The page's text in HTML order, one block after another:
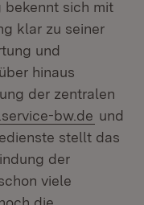
bekennt sich mit
klar zu seiner
und
hinaus
der zentralen
bw.de und
stellt das
der
viele